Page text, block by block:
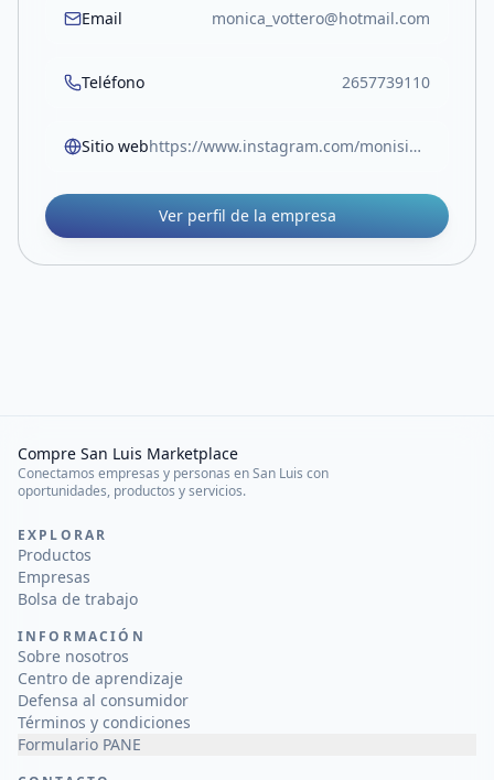
Email monica_vottero@hotmail.com
Teléfono 2657739110
Sitio web https://www.instagram.com/monisima_mv?igsh=MXFmYXoxdnBwbTFhZw==
Ver perfil de la empresa
Compre San Luis Marketplace
Conectamos empresas y personas en San Luis con
oportunidades, productos y servicios.
EXPLORAR
Productos
Empresas
Bolsa de trabajo
INFORMACIÓN
Sobre nosotros
Centro de aprendizaje
Defensa al consumidor
Términos y condiciones
Formulario PANE